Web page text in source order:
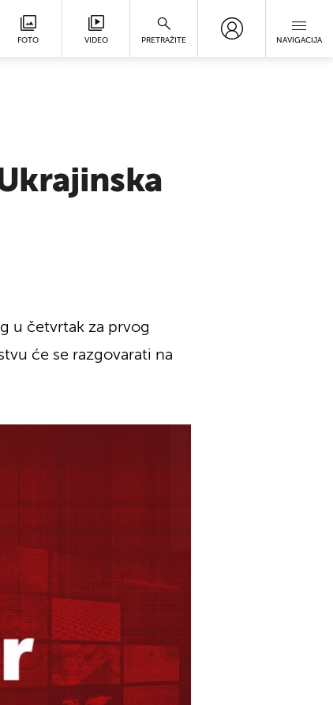
FOTO VIDEO PRETRAŽITE NAVIGACIJA
u četvrtak za prvog
će se razgovarati na